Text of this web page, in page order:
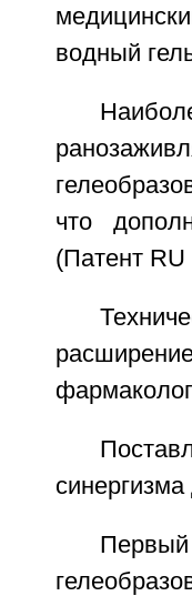
водный
что
(Патент